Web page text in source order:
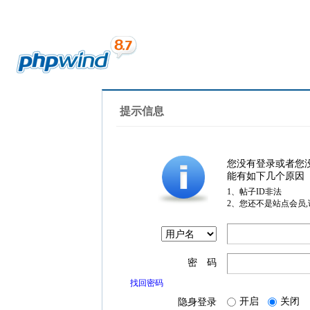
提示信息
您没有登录或者您
能有如下几个原因
1、帖子ID非法
2、您还不是站点会员
密 码
找回密码
隐身登录 开启 关闭